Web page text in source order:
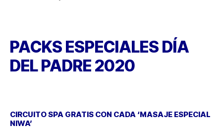
PACKS ESPECIALES DÍA
DEL PADRE 2020
CIRCUITO SPA GRATIS CON CADA ‘MASAJE ESPECIAL
NIWA’